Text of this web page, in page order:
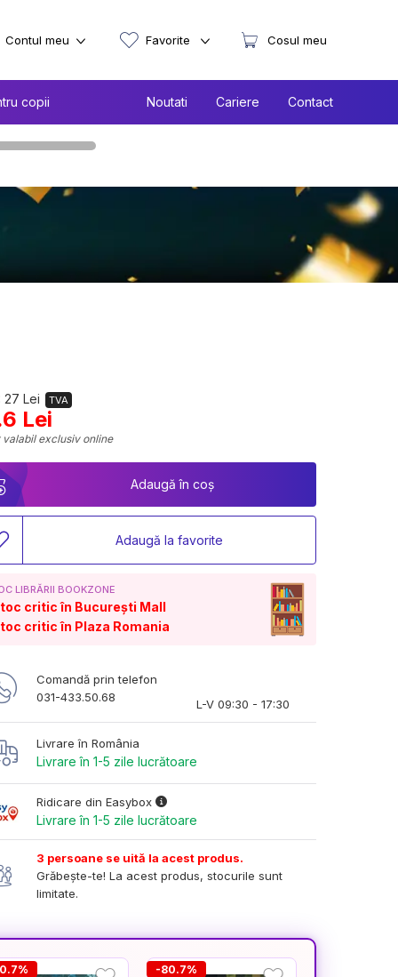
copii Noutati Cariere Contact
Contul meu Favorite Cosul meu
27 Lei TVA
Lei
valabil exclusiv online
Adaugă în coș
Adaugă la favorite
LIBRĂRII BOOKZONE
critic în București Mall
critic în Plaza Romania
Comandă prin telefon
031-433.50.68
L-V 09:30 - 17:30
Livrare în România
Livrare în 1-5 zile lucrătoare
Ridicare din Easybox
Livrare în 1-5 zile lucrătoare
3 persoane se uită la acest produs.
Grăbește-te! La acest produs, stocurile sunt
limitate.
-80.7%